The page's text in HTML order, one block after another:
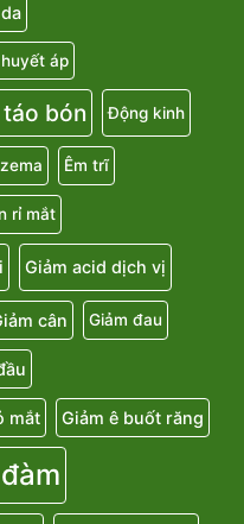
áp
bón Động kinh
Êm trĩ
rỉ mắt
Giảm acid dịch vị
cân Giảm đau
mắt Giảm ê buốt răng